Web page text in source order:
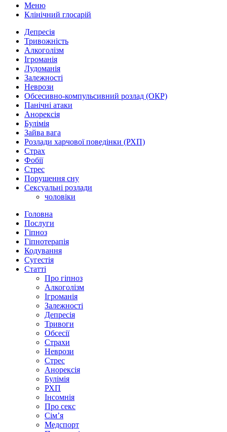
Меню
Клінічний глосарій
Депресія
Тривожність
Алкоголізм
Ігроманія
Лудоманія
Залежності
Неврози
Обсесивно-компульсивний розлад (ОКР)
Панічні атаки
Анорексія
Булімія
Зайва вага
Розлади харчової поведінки (РХП)
Страх
Фобії
Стрес
Порушення сну
Сексуальні розлади
чоловіки
Головна
Послуги
Гіпноз
Гіпнотерапія
Кодування
Сугестія
Статті
Про гіпноз
Алкоголізм
Ігроманія
Залежності
Депресія
Тривоги
Обсесії
Страхи
Неврози
Стрес
Анорексія
Булімія
РХП
Інсомнія
Про секс
Сім’я
Медспорт